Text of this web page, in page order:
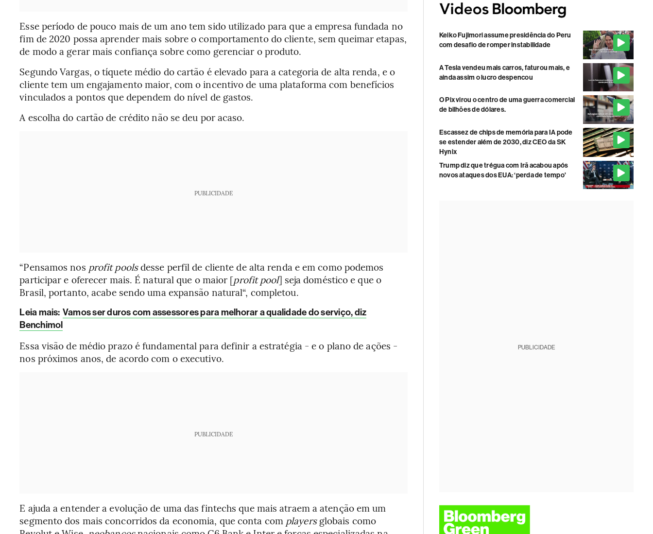
Esse período de pouco mais de um ano tem sido utilizado para que a empresa fundada no
fim de 2020 possa aprender mais sobre o comportamento do cliente, sem queimar etapas,
de modo a gerar mais confiança sobre como gerenciar o produto.
Segundo Vargas, o tíquete médio do cartão é elevado para a categoria de alta renda, e o
cliente tem um engajamento maior, com o incentivo de uma plataforma com benefícios
vinculados a pontos que dependem do nível de gastos.
A escolha do cartão de crédito não se deu por acaso.
PUBLICIDADE
“Pensamos nos profit poolsdesse perfil de cliente de alta renda e em como podemos
participar e oferecer mais. É natural que o maior [profit pool] seja doméstico e que o
Brasil, portanto, acabe sendo uma expansão natural“, completou.
Leia mais: Vamos ser duros com assessores para melhorar a qualidade do serviço, diz
Benchimol
Essa visão de médio prazo é fundamental para definir a estratégia - e o plano de ações -
nos próximos anos, de acordo com o executivo.
PUBLICIDADE
E ajuda a entender a evolução de uma das fintechs que mais atraem a atenção em um
segmento dos mais concorridos da economia, que conta com playersglobais como
Keiko Fujimori assume presidência do Peru
com desafio de romper instabilidade
A Tesla vendeu mais carros, faturou mais, e
ainda assim o lucro despencou
O Pix virou o centro de uma guerra comercial
de bilhões de dólares.
Escassez de chips de memória para IA pode
se estender além de 2030, diz CEO da SK
Hynix
Trump diz que trégua com Irã acabou após
novos ataques dos EUA: ‘perda de tempo'
PUBLICIDADE